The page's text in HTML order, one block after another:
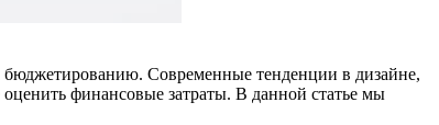
бюджетированию. Современные тенденции в дизайне,
финансовые затраты. В данной статье мы